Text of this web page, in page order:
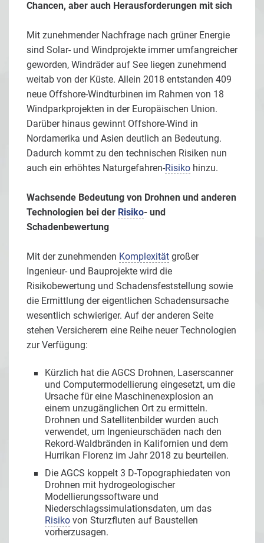
Chancen, aber auch Herausforderungen mit sich
Mit zunehmender Nachfrage nach grüner Energie
sind Solar- und Windprojekte immer umfangreicher
geworden, Windräder auf See liegen zunehmend
weitab von der Küste. Allein 2018 entstanden 409
neue Offshore-Windturbinen im Rahmen von 18
Windparkprojekten in der Europäischen Union.
Darüber hinaus gewinnt Offshore-Wind in
Nordamerika und Asien deutlich an Bedeutung.
Dadurch kommt zu den technischen Risiken nun
auch ein erhöhtes Naturgefahren-Risiko hinzu.
Wachsende Bedeutung von Drohnen und anderen
Technologien bei der Risiko- und
Schadenbewertung
Mit der zunehmenden Komplexität großer
Ingenieur- und Bauprojekte wird die
Risikobewertung und Schadensfeststellung sowie
die Ermittlung der eigentlichen Schadensursache
wesentlich schwieriger. Auf der anderen Seite
stehen Versicherern eine Reihe neuer Technologien
zur Verfügung:
Kürzlich hat die AGCS Drohnen, Laserscanner
und Computermodellierung eingesetzt, um die
Ursache für eine Maschinenexplosion an
einem unzugänglichen Ort zu ermitteln.
Drohnen und Satellitenbilder wurden auch
verwendet, um Ingenieurschäden nach den
Rekord-Waldbränden in Kalifornien und dem
Hurrikan Florenz im Jahr 2018 zu beurteilen.
Die AGCS koppelt 3 D-Topographiedaten von
Drohnen mit hydrogeologischer
Modellierungssoftware und
Niederschlagssimulationsdaten, um das
Risiko von Sturzfluten auf Baustellen
vorherzusagen.